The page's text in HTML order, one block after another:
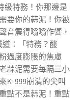
級特務！你那邊是
要你的蒜泥！你被
音震得嗡嗡作響，
道：「特務？酸
過度膨脹的焦慮
蒜泥需要每隔三小
K-999崩潰的尖叫
點不是蒜泥！重點